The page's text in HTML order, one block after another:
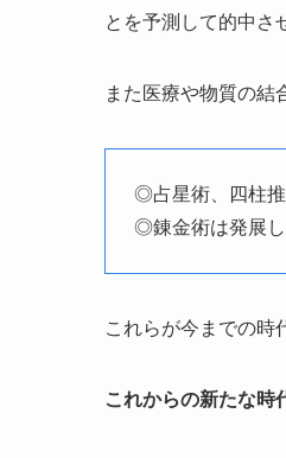
とを予測して的中さ
また医療や物質の結
◎占星術、四柱推
◎錬金術は発展し
これらが今までの時
これからの新たな時